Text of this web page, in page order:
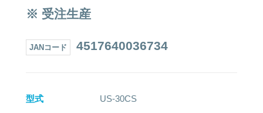
※ 受注生産
JANコード 4517640036734
型式
US-30CS